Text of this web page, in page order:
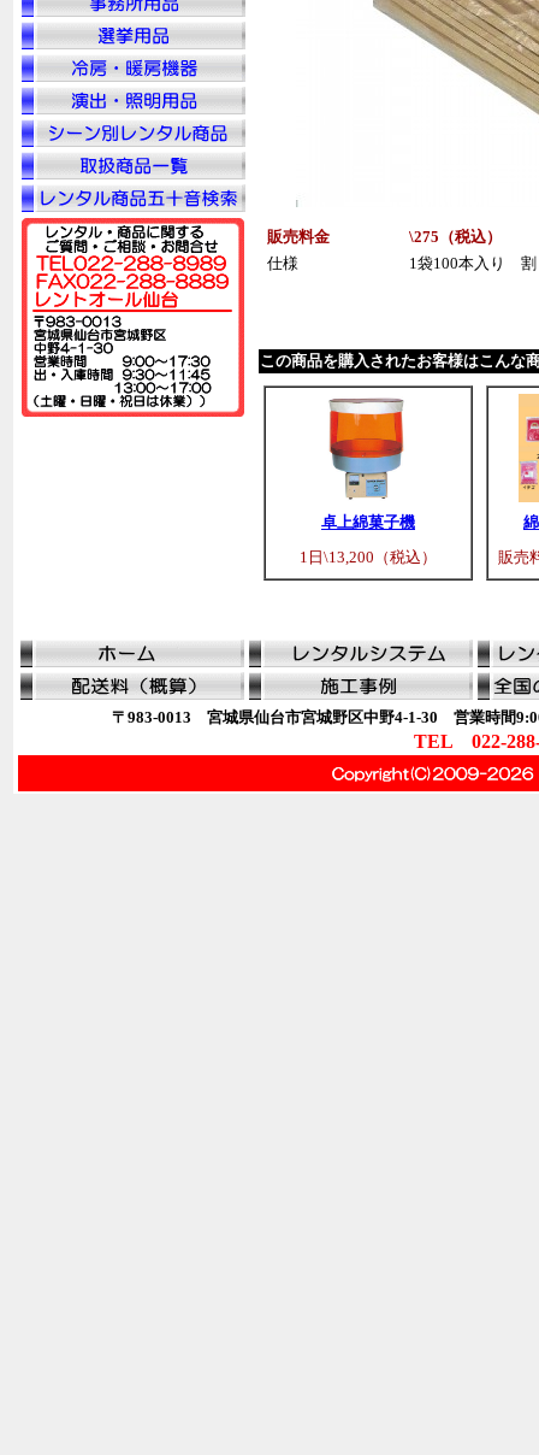
販売料金 \275（税込）
仕様
1袋100本入り 割
この商品を購入されたお客様はこんな
卓上綿菓子機
1日\13,200（税込）
販売
〒983-0013 宮城県仙台市宮城野区中野4-1-30 営業時間
TEL 022-